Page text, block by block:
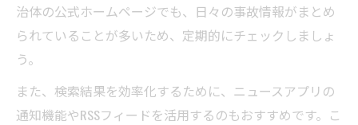
治体の公式ホームページでも、日々の事故情報がまとめ
られていることが多いため、定期的にチェックしましょ
う。
また、検索結果を効率化するために、ニュースアプリの
通知機能やRSSフィードを活用するのもおすすめです。こ